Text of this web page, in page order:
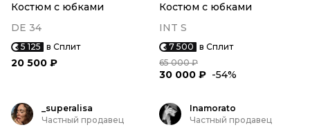
Костюм с юбками
DE 34
5 125 в Сплит
20 500 ₽
Костюм с юбками
INT S
7 500 в Сплит
65 000 ₽
30 000 ₽ -54%
_superalisa
Частный продавец
Inamorato
Частный продавец